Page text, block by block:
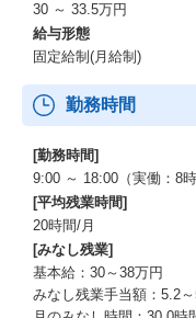
■河野塾
次世代経営幹部育成の場
各部門の責任者が、原則
推薦し、人事の選考を経
代表取締役社長の河野と
コミュニケーションを通
機会としております。
■教育制度
・オンボーディング研修
・OJT研修
・メンター制度
・コンプライアンス研修
・自己啓発支援プログラ
30 ～ 33.5万円
給与形態
固定給制(月給制)
勤務時間
[勤務時間]
9:00 ～ 18:00（実働：8
[平均残業時間]
20時間/月
[みなし残業]
基本給：30～38万円
みなし残業手当額：5.2